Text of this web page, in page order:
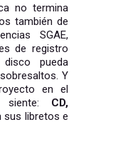
no termina
también de
SGAE,
de registro
pueda
Y
en el
siente: CD,
sus libretos e